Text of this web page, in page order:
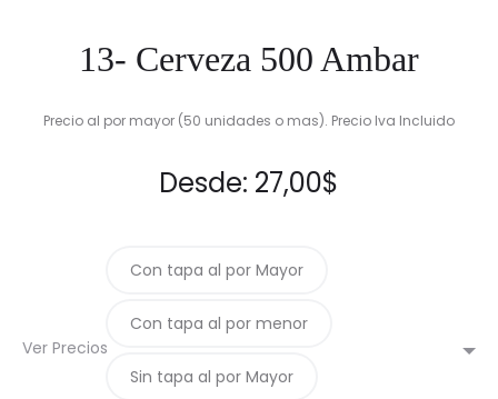
13- Cerveza 500 Ambar
Precio al por mayor (50 unidades o mas). Precio Iva Incluido
Desde: 27,00$
Ver Precios
Con tapa al por Mayor
Con tapa al por menor
Sin tapa al por Mayor